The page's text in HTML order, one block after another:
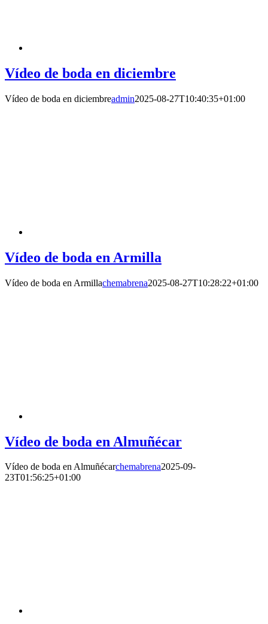
Vídeo de boda en diciembre
Vídeo de boda en diciembreadmin2025-08-27T10:40:35+01:00
Vídeo de boda en Armilla
Vídeo de boda en Armillachemabrena2025-08-27T10:28:22+01:00
Vídeo de boda en Almuñécar
Vídeo de boda en Almuñécarchemabrena2025-09-
23T01:56:25+01:00